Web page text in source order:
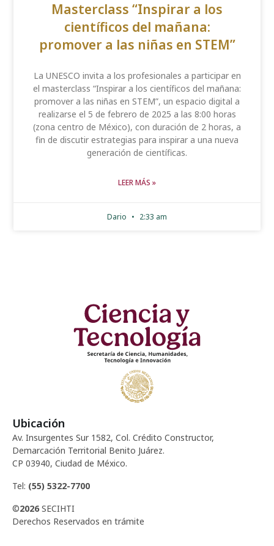
Masterclass “Inspirar a los
científicos del mañana:
promover a las niñas en STEM”
La UNESCO invita a los profesionales a participar en
el masterclass “Inspirar a los científicos del mañana:
promover a las niñas en STEM”, un espacio digital a
realizarse el 5 de febrero de 2025 a las 8:00 horas
(zona centro de México), con duración de 2 horas, a
fin de discutir estrategias para inspirar a una nueva
generación de científicas.
LEER MÁS »
Dario 2:33 am
Ubicación
Av. Insurgentes Sur 1582, Col. Crédito Constructor,
Demarcación Territorial Benito Juárez.
CP 03940, Ciudad de México.
Tel: (55) 5322-7700
©2026 SECIHTI
Derechos Reservados en trámite